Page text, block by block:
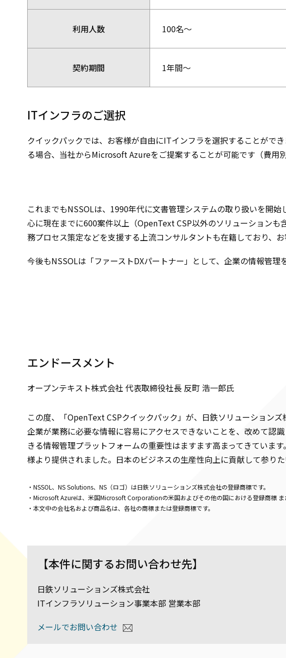
利用人数 100名～
契約期間 1年間～
ITインフラのご選択
クイックパックでは、お客様が自由にITインフラを選択することがで
る場合、当社からMicrosoft Azureをご提案することが可能です（費用別
これまでもNSSOLは、1990年代に文書管理システムの取り扱いを開
心に現在までに600案件以上（OpenText CSP以外のソリューション
務プロセス策定などを支援する上流コンサルタントも在籍しており、
今後もNSSOLは「ファーストDXパートナー」として、企業の情報管理
エンドースメント
オープンテキスト株式会社 代表取締役社長 反町 浩一郎氏
この度、「OpenText CSPクイックパック」が、日鉄ソリューション
企業が業務に必要な情報に容易にアクセスできないことを、改めて認
きる情報管理プラットフォームの重要性はますます高まってきていま
様より提供されました。日本のビジネスの生産性向上に貢献して参り
・NSSOL、NS Solutions、NS（ロゴ）は日鉄ソリューションズ株式会社の登録商標です。
・Microsoft Azureは、米国Microsoft Corporationの米国およびその他の国における登録商標 ま
・本文中の会社名および商品名は、各社の商標または登録商標です。
【本件に関するお問い合わせ先】
日鉄ソリューションズ株式会社
ITインフラソリューション事業本部 営業本部
メールでお問い合わせ